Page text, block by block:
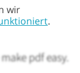
wir
.